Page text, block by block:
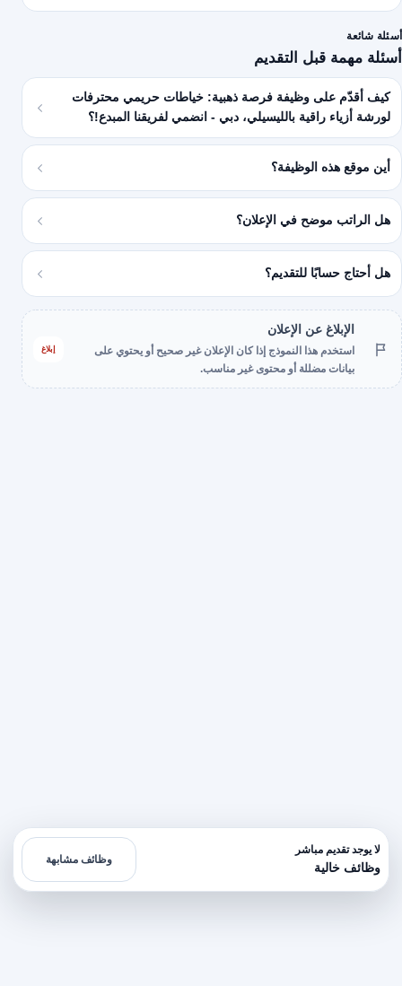
أسئلة شائعة
أسئلة مهمة قبل التقديم
كيف أقدّم على وظيفة فرصة ذهبية: خياطات حريمي محترفات
لورشة أزياء راقية بالليسيلي، دبي - انضمي لفريقنا المبدع!؟
أين موقع هذه الوظيفة؟
هل الراتب موضح في الإعلان؟
هل أحتاج حسابًا للتقديم؟
الإبلاغ عن الإعلان
استخدم هذا النموذج إذا كان الإعلان غير صحيح أو يحتوي على
بيانات مضللة أو محتوى غير مناسب.
إبلاغ
لا يوجد تقديم مباشر
وظائف خالية
وظائف مشابهة